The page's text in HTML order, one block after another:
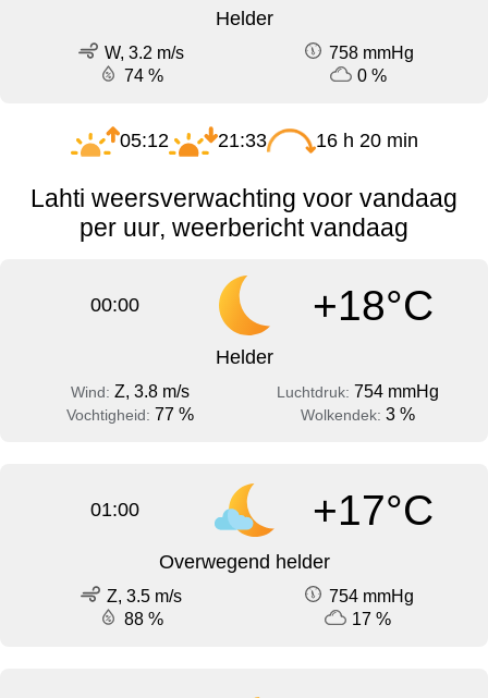
Helder
W, 3.2 m/s
758 mmHg
74 %
0 %
05:12 21:33 16 h 20 min
Lahti weersverwachting voor vandaag
per uur, weerbericht vandaag
00:00 +18°C
Helder
Wind: Z, 3.8 m/s Luchtdruk: 754 mmHg
Vochtigheid: 77 % Wolkendek: 3 %
01:00 +17°C
Overwegend helder
Z, 3.5 m/s
754 mmHg
88 %
17 %